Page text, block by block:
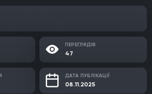
ПЕРЕГЛЯДІВ
47
ДАТА ПУБЛІКАЦІЇ
08.11.2025